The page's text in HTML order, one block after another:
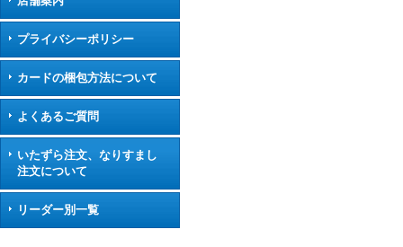
プライバシーポリシー
カードの梱包方法について
よくあるご質問
いたずら注文、なりすまし
注文について
リーダー別一覧